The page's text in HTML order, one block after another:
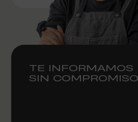
TE INFORMAMOS
SIN COMPROMISO